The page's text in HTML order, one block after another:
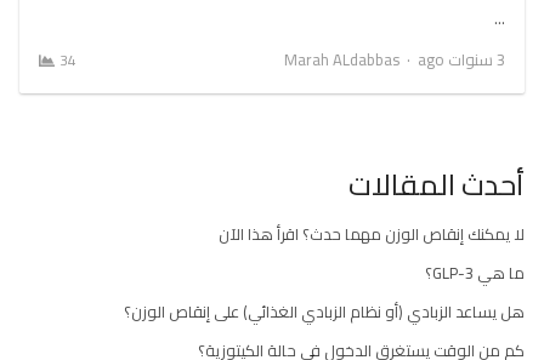
…
3 سنوات ago
Author
Marah ALdabbas
34
أحدث المقالات
لا يمكنك إنقاص الوزن مهما حدث؟ اقرأ هذا الآن
ما هي GLP-3؟
هل يساعد الزبادي (أو نظام الزبادي الغذائي) على إنقاص الوزن؟
كم من الوقت يستغرق الدخول في حالة الكيتوزية؟